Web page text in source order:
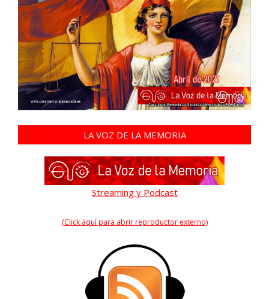
LA VOZ DE LA MEMORIA
Streaming y Podcast
(Click aquí para abrir reproductor externo)